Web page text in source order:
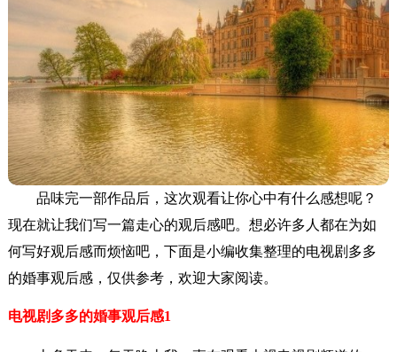
品味完一部作品后，这次观看让你心中有什么感想呢？
现在就让我们写一篇走心的观后感吧。想必许多人都在为如
何写好观后感而烦恼吧，下面是小编收集整理的电视剧多多
的婚事观后感，仅供参考，欢迎大家阅读。
电视剧多多的婚事观后感1